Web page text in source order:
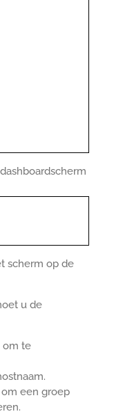
scherm op de
u de
om te
om een groep